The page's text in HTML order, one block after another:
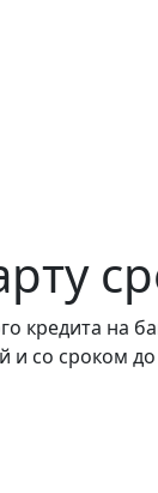
кредита на
и со сроком